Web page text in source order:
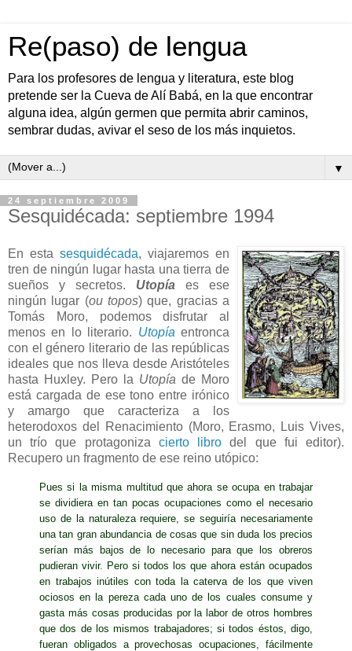
Re(paso) de lengua
Para los profesores de lengua y literatura, este blog
pretende ser la Cueva de Alí Babá, en la que encontrar
alguna idea, algún germen que permita abrir caminos,
sembrar dudas, avivar el seso de los más inquietos.
▼
24 septiembre 2009
Sesquidécada: septiembre 1994
En esta sesquidécada, viajaremos en
tren de ningún lugar hasta una tierra de
sueños y secretos. Utopía es ese
ningún lugar (ou topos) que, gracias a
Tomás Moro, podemos disfrutar al
menos en lo literario. Utopía entronca
con el género literario de las repúblicas
ideales que nos lleva desde Aristóteles
hasta Huxley. Pero la Utopía de Moro
está cargada de ese tono entre irónico
y amargo que caracteriza a los
heterodoxos del Renacimiento (Moro, Erasmo, Luis Vives,
un trío que protagoniza cierto libro del que fui editor).
Recupero un fragmento de ese reino utópico:
Pues si la misma multitud que ahora se ocupa en trabajar
se dividiera en tan pocas ocupaciones como el necesario
uso de la naturaleza requiere, se seguiría necesariamente
una tan gran abundancia de cosas que sin duda los precios
serían más bajos de lo necesario para que los obreros
pudieran vivir. Pero si todos los que ahora están ocupados
en trabajos inútiles con toda la caterva de los que viven
ociosos en la pereza cada uno de los cuales consume y
gasta más cosas producidas por la labor de otros hombres
que dos de los mismos trabajadores; si todos éstos, digo,
fueran obligados a provechosas ocupaciones, fácilmente